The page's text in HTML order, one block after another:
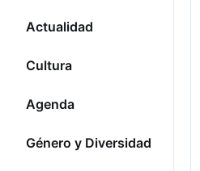
Actualidad
Cultura
Agenda
Género y Diversidad